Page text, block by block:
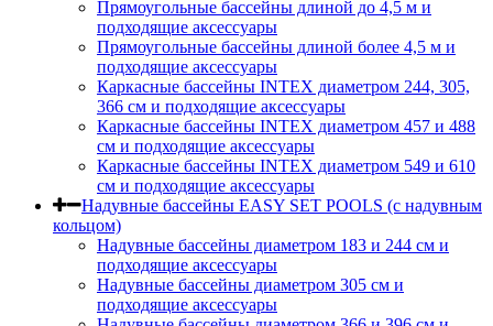
Прямоугольные бассейны длиной до 4,5 м и
подходящие аксессуары
Прямоугольные бассейны длиной более 4,5 м и
подходящие аксессуары
Каркасные бассейны INTEX диаметром 244, 305,
366 см и подходящие аксессуары
Каркасные бассейны INTEX диаметром 457 и 488
cм и подходящие аксессуары
Каркасные бассейны INTEX диаметром 549 и 610
см и подходящие аксессуары
Надувные бассейны EASY SET POOLS (с надувным
кольцом)
Надувные бассейны диаметром 183 и 244 см и
подходящие аксессуары
Надувные бассейны диаметром 305 см и
подходящие аксессуары